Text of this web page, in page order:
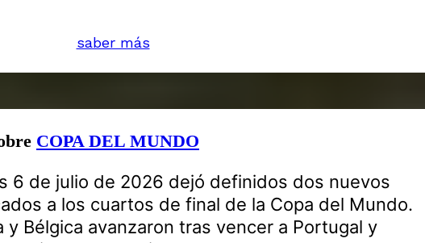
saber más
COPA DEL MUNDO
6 de julio de 2026 dejó definidos dos nuevos
a los cuartos de final de la Copa del Mundo.
y Bélgica avanzaron tras vencer a Portugal y